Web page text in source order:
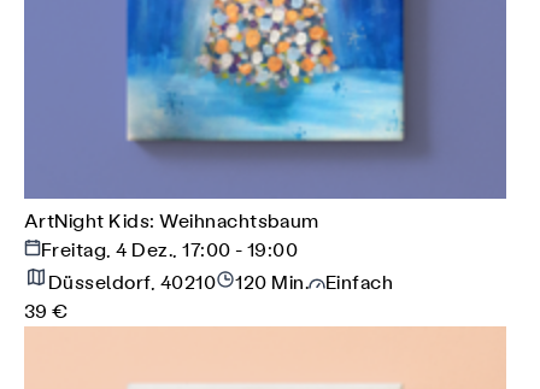
ArtNight Kids: Weihnachtsbaum
Freitag, 4 Dez., 17:00 - 19:00
Düsseldorf, 40210
120 Min.
Einfach
39 €